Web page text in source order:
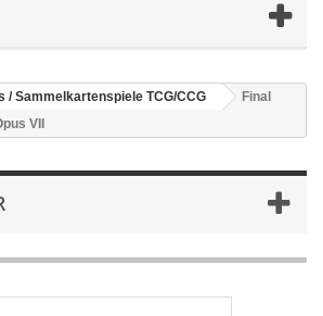
/ Sammelkartenspiele TCG/CCG
Final
VII